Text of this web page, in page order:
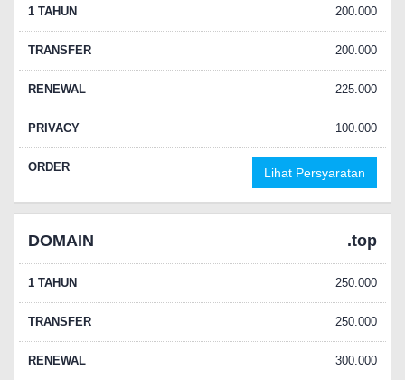
1 TAHUN 200.000
TRANSFER 200.000
RENEWAL 225.000
PRIVACY 100.000
ORDER Lihat Persyaratan
DOMAIN .top
1 TAHUN 250.000
TRANSFER 250.000
RENEWAL 300.000